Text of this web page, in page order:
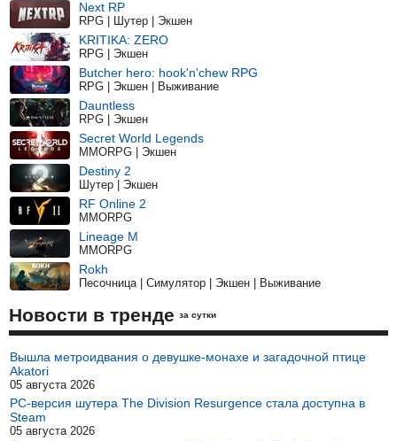
Next RP
RPG | Шутер | Экшен
KRITIKA: ZERO
RPG | Экшен
Butcher hero: hook'n'chew RPG
RPG | Экшен | Выживание
Dauntless
RPG | Экшен
Secret World Legends
MMORPG | Экшен
Destiny 2
Шутер | Экшен
RF Online 2
MMORPG
Lineage M
MMORPG
Rokh
Песочница | Симулятор | Экшен | Выживание
Новости в тренде за сутки
Вышла метроидвания о девушке-монахе и загадочной птице
Akatori
05 августа 2026
PC-версия шутера The Division Resurgence стала доступна в
Steam
05 августа 2026